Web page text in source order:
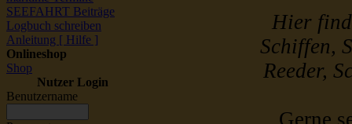
SEEFAHRT Beiträge
Logbuch schreiben
Anleitung [ Hilfe ]
Onlineshop
Shop
Nutzer Login
Benutzername
Hier
Schiffen,
Reeder,
Gerne